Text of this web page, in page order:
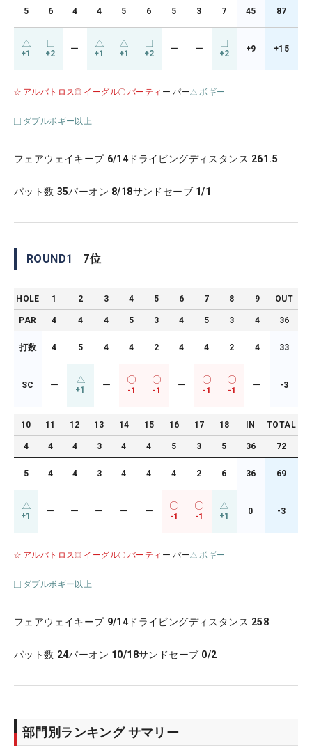
5 6 4 4 5 6 5 3 7 45 87
+1 +2 ー +1 +1 +2 ー ー +2 +9 +15
アルバトロス イーグル バーティ ー パー ボギー
ダブルボギー以上
フェアウェイキープ 6/14 ドライビングディスタンス 261.5
パット数 35パーオン 8/18サンドセーブ 1/1
ROUND1 7位
HOLE 1 2 3 4 5 6 7 8 9 OUT
PAR 4 4 4 5 3 4 5 3 4 36
打数 4 5 4 4 2 4 4 2 4 33
SC ー +1 ー
-1 -1
ー
-1 -1
ー -3
10 11 12 13 14 15 16 17 18 IN TOTAL
4 4 4 3 4 4 5 3 5 36 72
5 4 4 3 4 4 4 2 6 36 69
+1 ー ー ー ー ー
-1 -1 +1 0 -3
アルバトロス イーグル バーティ ー パー ボギー
ダブルボギー以上
フェアウェイキープ 9/14 ドライビングディスタンス 258
パット数 24パーオン 10/18サンドセーブ 0/2
部門別ランキング サマリー